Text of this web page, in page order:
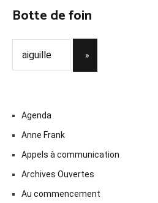
Botte de foin
Agenda
Anne Frank
Appels à communication
Archives Ouvertes
Au commencement